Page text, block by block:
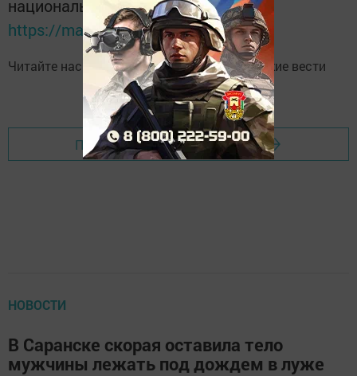
национальном мессенджере MАХ:
https://max.ru/tatmedia
Читайте нас в Telegram-каналеВысокогорские вести
Перейти на страницу новости
НОВОСТИ
В Саранске скорая оставила тело
мужчины лежать под дождем в луже